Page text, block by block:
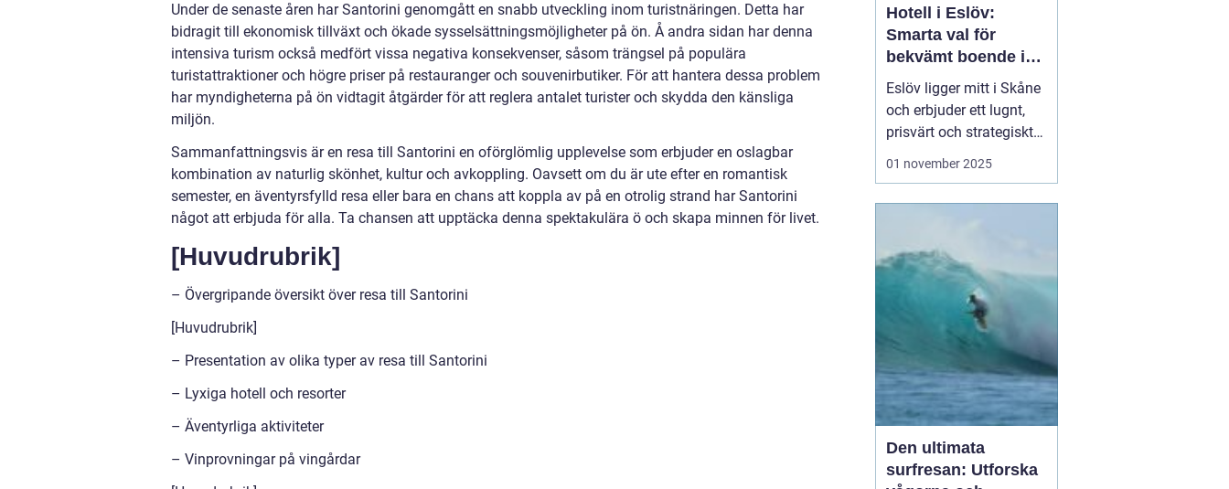
Under de senaste åren har Santorini genomgått en snabb utveckling inom turistnäringen. Detta har
bidragit till ekonomisk tillväxt och ökade sysselsättningsmöjligheter på ön. Å andra sidan har denna
intensiva turism också medfört vissa negativa konsekvenser, såsom trängsel på populära
turistattraktioner och högre priser på restauranger och souvenirbutiker. För att hantera dessa problem
har myndigheterna på ön vidtagit åtgärder för att reglera antalet turister och skydda den känsliga
miljön.
Sammanfattningsvis är en resa till Santorini en oförglömlig upplevelse som erbjuder en oslagbar
kombination av naturlig skönhet, kultur och avkoppling. Oavsett om du är ute efter en romantisk
semester, en äventyrsfylld resa eller bara en chans att koppla av på en otrolig strand har Santorini
något att erbjuda för alla. Ta chansen att upptäcka denna spektakulära ö och skapa minnen för livet.
[Huvudrubrik]
– Övergripande översikt över resa till Santorini
[Huvudrubrik]
– Presentation av olika typer av resa till Santorini
– Lyxiga hotell och resorter
– Äventyrliga aktiviteter
– Vinprovningar på vingårdar
Hotell i Eslöv:
Smarta val för
bekvämt boende i
hjärtat av Skåne
Eslöv ligger mitt i Skåne
och erbjuder ett lugnt,
prisvärt och strategiskt
boendealternativ för
parkering ...
01 november 2025
Den ultimata
surfresan: Utforska